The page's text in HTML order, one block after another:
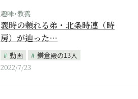
趣味･教養
義時の頼れる弟・北条時連（時
房）が辿った…
動画
鎌倉殿の13人
2022/7/23